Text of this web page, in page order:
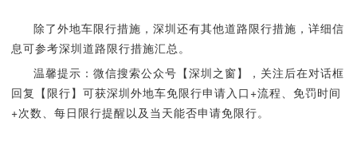
除了外地车限行措施，深圳还有其他道路限行措施，详细信
息可参考深圳道路限行措施汇总。
温馨提示：微信搜索公众号【深圳之窗】，关注后在对话框
回复【限行】可获深圳外地车免限行申请入口+流程、免罚时间
+次数、每日限行提醒以及当天能否申请免限行。